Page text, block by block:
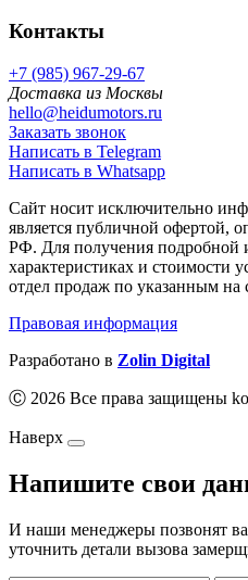
Контакты
+7 (985) 967-29-67
Доставка из Москвы
hello@heidumotors.ru
Заказать звонок
Написать в Telegram
Написать в Whatsapp
Сайт носит исключительно
является публичной офертой,
РФ. Для получения подробной
характеристиках и стоимости
отдел продаж по указанным на
Правовая информация
Разработано в Zolin Digital
Ⓒ 2026 Все права защищены
Наверх
Напишите свои
И наши менеджеры позвонят
уточнить детали вызова